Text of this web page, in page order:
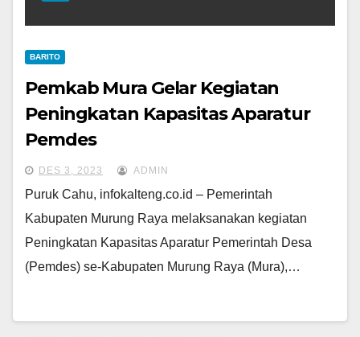
BARITO
Pemkab Mura Gelar Kegiatan
Peningkatan Kapasitas Aparatur
Pemdes
DES 3, 2023 ADMIN
Puruk Cahu, infokalteng.co.id – Pemerintah
Kabupaten Murung Raya melaksanakan kegiatan
Peningkatan Kapasitas Aparatur Pemerintah Desa
(Pemdes) se-Kabupaten Murung Raya (Mura),…